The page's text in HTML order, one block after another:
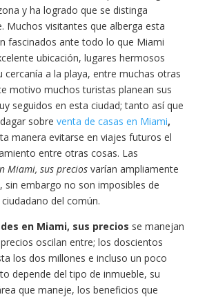
y ha logrado que se distinga
Muchos visitantes que alberga esta
fascinados ante todo lo que Miami
ubicación, lugares hermosos
cercanía a la playa, entre muchas otras
motivo muchos turistas planean sus
seguidos en esta ciudad; tanto así que
sobre venta de casas en Miami,
manera evitarse en viajes futuros el
entre otras cosas. Las
Miami, sus preciosvarían ampliamente
sin embargo no son imposibles de
del común.
en Miami, sus precios se manejan
oscilan entre; los doscientos
los dos millones e incluso un poco
depende del tipo de inmueble, su
que maneje, los beneficios que